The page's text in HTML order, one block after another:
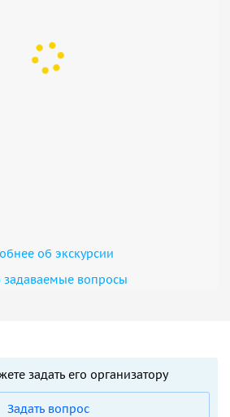
об экскурсии
задаваемые вопросы
задать его организатору
Задать вопрос